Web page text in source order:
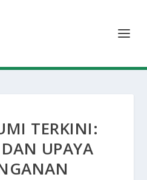
TERKINI:
UPAYA